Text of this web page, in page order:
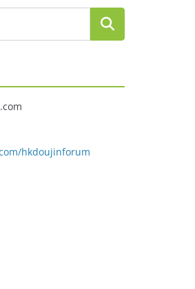
hkdoujinforum